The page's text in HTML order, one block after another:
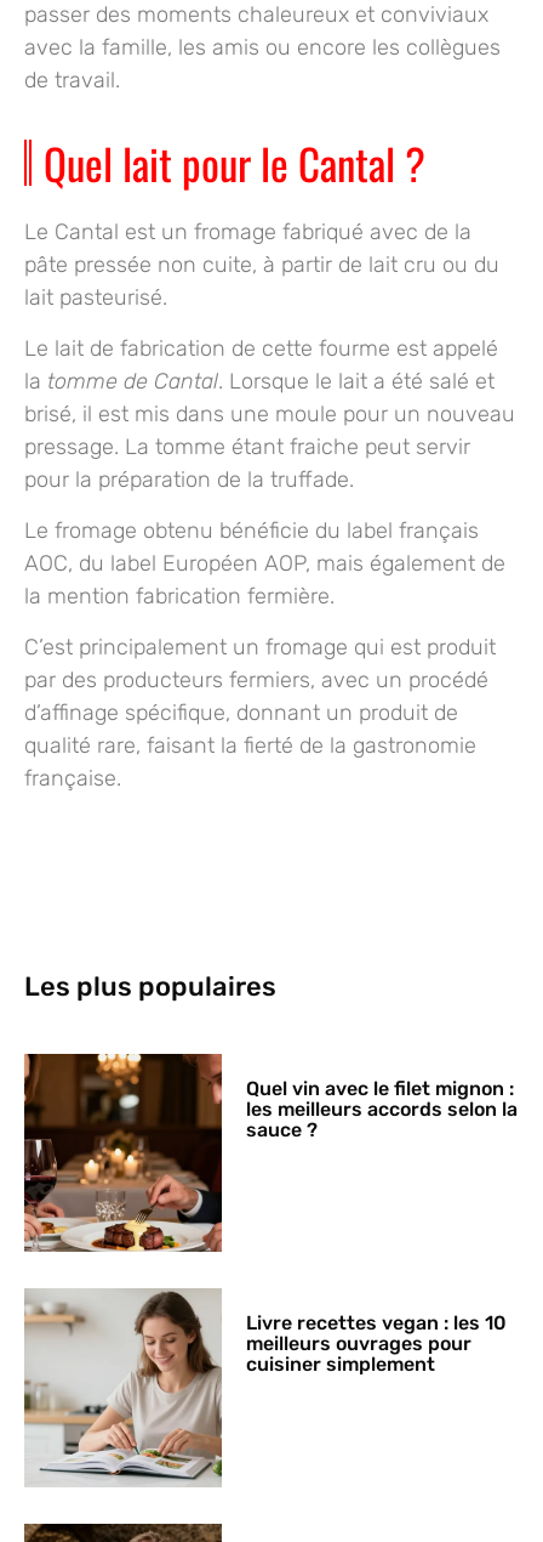
passer des moments chaleureux et conviviaux
avec la famille, les amis ou encore les collègues
de travail.
Quel lait pour le Cantal ?
Le Cantal est un fromage fabriqué avec de la
pâte pressée non cuite, à partir de lait cru ou du
lait pasteurisé.
Le lait de fabrication de cette fourme est appelé
la tomme de Cantal. Lorsque le lait a été salé et
brisé, il est mis dans une moule pour un nouveau
pressage. La tomme étant fraiche peut servir
pour la préparation de la truffade.
Le fromage obtenu bénéficie du label français
AOC, du label Européen AOP, mais également de
la mention fabrication fermière.
C’est principalement un fromage qui est produit
par des producteurs fermiers, avec un procédé
d’affinage spécifique, donnant un produit de
qualité rare, faisant la fierté de la gastronomie
française.
Les plus populaires
Quel vin avec le filet mignon :
les meilleurs accords selon la
sauce ?
Livre recettes vegan : les 10
meilleurs ouvrages pour
cuisiner simplement